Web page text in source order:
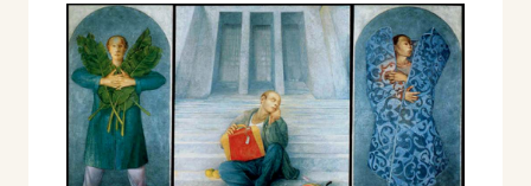
scanditi su un ritmo che allude a grandi
lontananze e a grandi sapienze. La loro presenza
non è mai disorganica all’ambiente in cui si
colloca; il loro habitat è parte della stessa civiltà
totale che anima i volti degli uomini, il respiro